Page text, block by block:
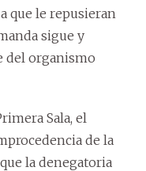
que le repusieran
sigue y
del organismo
Sala, el
de la
la denegatoria